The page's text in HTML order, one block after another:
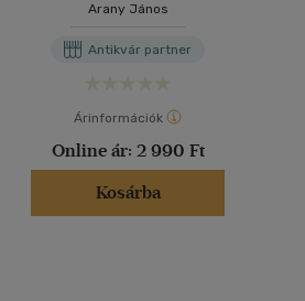
Arany János
Antikvár partner
Árinformációk
Online ár: 2 990 Ft
Kosárba